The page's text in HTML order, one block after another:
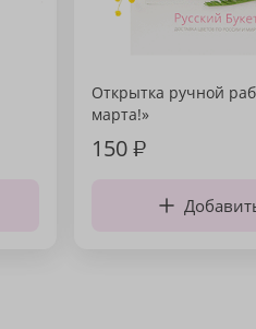
Открытка ручной
марта!»
150₽